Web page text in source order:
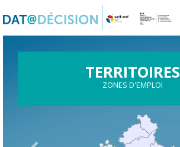
TERRITOIRES
ZONES D'EMPLOI
Panneau de gestion des cookies